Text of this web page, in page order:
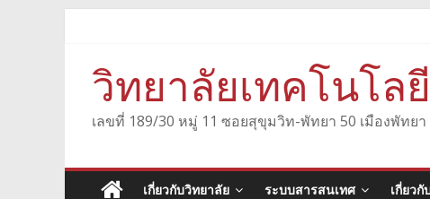
contentวิทยาลัยเทคโนโล
เลขที่ 189/30 หมู่ 11 ซอยสุขุมวิท-พัทยา 50 เมืองพัทย
เกี่ยวกับวิทยาลัย ระบบสารสนเทศ เกี่ยว